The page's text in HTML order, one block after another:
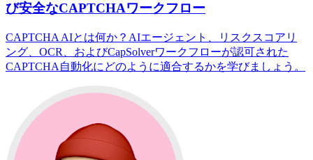
び安全なCAPTCHAワークフロー
CAPTCHA AIとは何か？AIエージェント、リスクスコアリ
ング、OCR、およびCapSolverワークフローが認可された
CAPTCHA自動化にどのように適合するかを学びましょう。